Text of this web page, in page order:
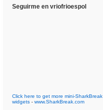
Seguirme en vriofrioespol
Click here to get more mini-SharkBreak
widgets - www.SharkBreak.com